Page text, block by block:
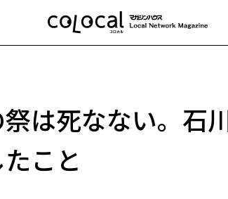
は死なない。石
こと